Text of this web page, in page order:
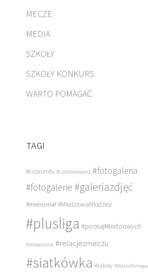
MECZE
MEDIA
SZKOŁY
SZKOŁY KONKURS
WARTO POMAGAĆ
TAGI
#cuprumtv #czasnarewanż #fotogaleria
#fotogalerie #galeriazdjęć
#memoriał #MiedziowaMlodziez
#plusliga #poznajMiedziowych
#pożegnania #relacjezmeczu
#siatkówka #szkoły